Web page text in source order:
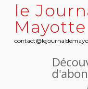
le
Mayotte